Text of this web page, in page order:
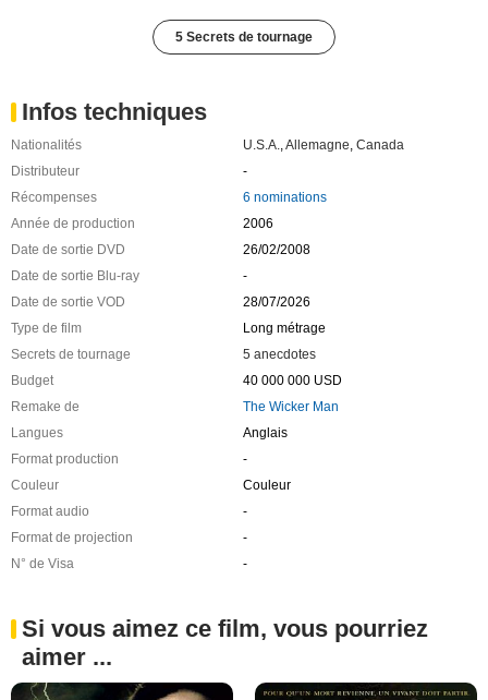
5 Secrets de tournage
Infos techniques
Nationalités U.S.A.,Allemagne, Canada
Distributeur
-
Récompenses
6 nominations
Année de production
2006
Date de sortie DVD
26/02/2008
Date de sortie Blu-ray
-
Date de sortie VOD
28/07/2026
Type de film
Long métrage
Secrets de tournage
5 anecdotes
Budget
40 000 000 USD
Remake de
The Wicker Man
Langues
Anglais
Format production
-
Couleur
Couleur
Format audio
-
Format de projection
-
N° de Visa
-
Si vous aimez ce film, vous pourriez
aimer ...